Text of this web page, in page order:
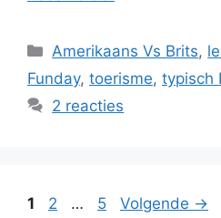
Categorieën
Amerikaans Vs Brits,
Funday, toerisme, typisch
2 reacties
Pagina
1 Pagina
2 … Pagina
5 Volgende →